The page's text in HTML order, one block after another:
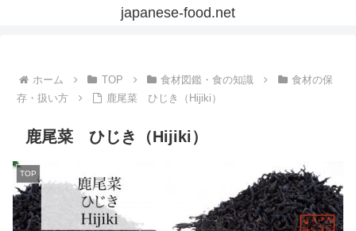
japanese-food.net
ホーム TOP 食材図鑑・食の知識
食材の保
存・扱い方
鹿尾菜 ひじき（Hijiki）
鹿尾菜 ひじき（Hijiki）
TOP